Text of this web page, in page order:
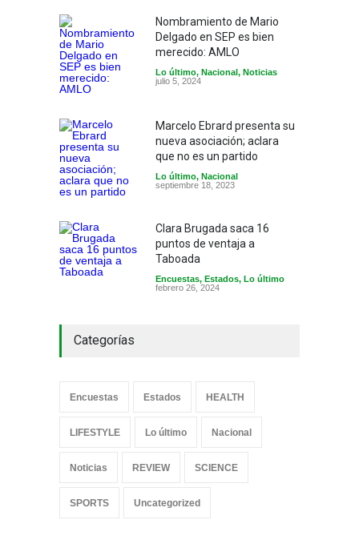
Nombramiento de Mario
Delgado en SEP es bien
merecido: AMLO
Lo último, Nacional, Noticias
julio 5, 2024
Marcelo Ebrard presenta su
nueva asociación; aclara
que no es un partido
Lo último, Nacional
septiembre 18, 2023
Clara Brugada saca 16
puntos de ventaja a
Taboada
Encuestas, Estados, Lo último
febrero 26, 2024
Categorías
Encuestas Estados HEALTH
LIFESTYLE Lo último Nacional
Noticias REVIEW SCIENCE
SPORTS Uncategorized